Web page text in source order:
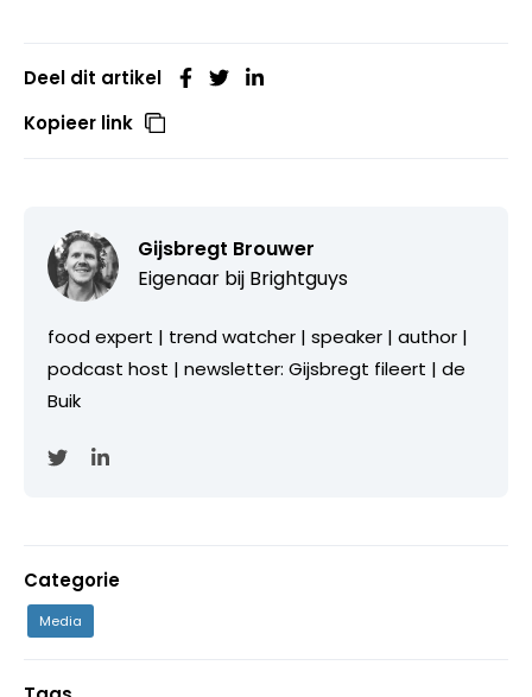
Deel dit artikel
Kopieer link
Gijsbregt Brouwer
Eigenaar bij Brightguys
food expert | trend watcher | speaker | author |
podcast host | newsletter: Gijsbregt fileert | de
Buik
Categorie
Media